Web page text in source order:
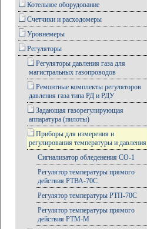
Котельное оборудование
Счетчики и расходомеры
Уровнемеры
Регуляторы
Регуляторы давления газа для
магистральных газопроводов
Ремонтные комплекты регуляторов
давления газа типа РД и РДУ
Задающая газорегулирующая
аппаратура (пилоты)
Приборы для измерения и
регулирования температуры и давления
Сигнализатор обледенения СО-1
Регулятор температуры прямого
действия РТВА-70С
Регулятор температуры РТП-70С
Регулятор температуры прямого
действия РТМ-М